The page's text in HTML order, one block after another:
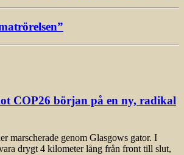
COP26 början på en ny, radikal
marscherade genom Glasgows gator. I
drygt 4 kilometer lång från front till slut,